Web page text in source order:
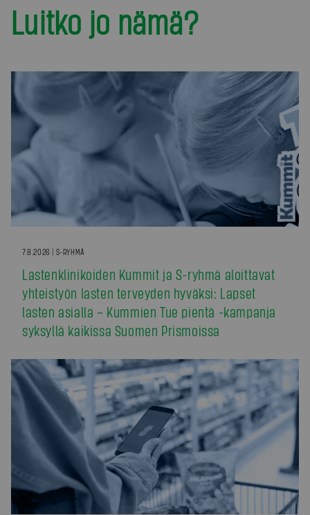
Luitko jo nämä?
7.8.2026 | S-RYHMÄ
Lastenklinikoiden Kummit ja S-ryhmä aloittavat
yhteistyön lasten terveyden hyväksi: Lapset
lasten asialla – Kummien Tue pientä -kampanja
syksyllä kaikissa Suomen Prismoissa